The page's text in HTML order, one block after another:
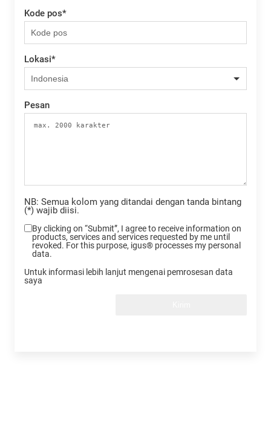
Kode pos*
Lokasi*
Pesan
NB: Semua kolom yang ditandai dengan tanda bintang
(*) wajib diisi.
By clicking on “Submit”, I agree to receive information on
products, services and services requested by me until
revoked. For this purpose, igus® processes my personal
data.
Untuk informasi lebih lanjut mengenai pemrosesan data
saya